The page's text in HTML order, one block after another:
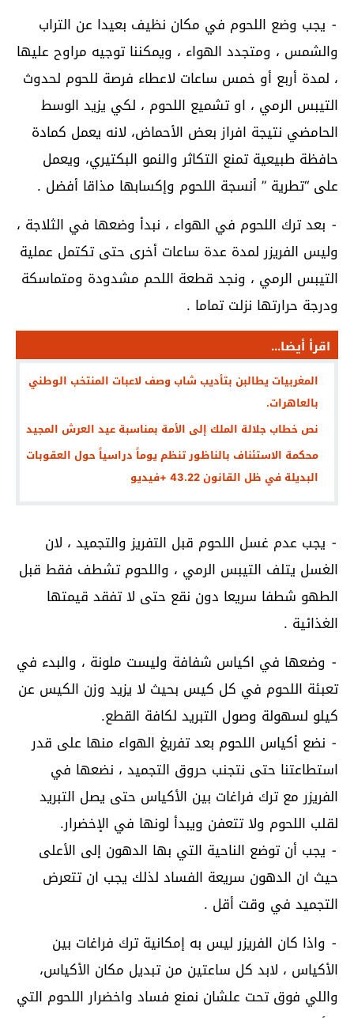
⁃ يجب وضع اللحوم في مكان نظيف بعيدا عن التراب
والشمس ، ومتجدد الهواء ، ويمكننا توجيه مراوح عليها
، لمدة أربع أو خمس ساعات لاعطاء فرصة للحوم لحدوث
التيبس الرمي ، او تشميع اللحوم ، لكي يزيد الوسط
الحامضي نتيجة افراز بعض الأحماض، لانه يعمل كمادة
حافظة طبيعية تمنع التكاثر والنمو البكتيري، ويعمل
على “تطرية ” أنسجة اللحوم وإكسابها مذاقا أفضل .
⁃ بعد ترك اللحوم في الهواء ، نبدأ وضعها في الثلاجة ،
وليس الفريزر لمدة عدة ساعات أخرى حتى تكتمل عملية
التيبس الرمي ، ونجد قطعة اللحم مشدودة ومتماسكة
ودرجة حرارتها نزلت تماما .
اقرأ أيضا...
المغربيات يطالبن بتأديب شاب وصف لاعبات المنتخب الوطني
بالعاهرات.
نص خطاب جلالة الملك إلى الأمة بمناسبة عيد العرش المجيد
محكمة الاستئناف بالناظور تنظم يوماً دراسياً حول العقوبات
البديلة في ظل القانون 43.22 +فيديو
⁃ يجب عدم غسل اللحوم قبل التفريز والتجميد ، لان
الغسل يتلف التيبس الرمي ، واللحوم تشطف فقط قبل
الطهو شطفا سريعا دون نقع حتى لا تفقد قيمتها
الغذائية .
⁃ وضعها في اكياس شفافة وليست ملونة ، والبدء في
تعبئة اللحوم في كل كيس بحيث لا يزيد وزن الكيس عن
كيلو لسهولة وصول التبريد لكافة القطع.
⁃ نضع أكياس اللحوم بعد تفريغ الهواء منها على قدر
استطاعتنا حتى نتجنب حروق التجميد ، نضعها في
الفريزر مع ترك فراغات بين الأكياس حتى يصل التبريد
لقلب اللحوم ولا تتعفن ويبدأ لونها في الإخضرار.
⁃ يجب أن توضع الناحية التي بها الدهون إلى الأعلى
حيث ان الدهون سريعة الفساد لذلك يجب ان تتعرض
التجميد في وقت أقل .
⁃ واذا كان الفريزر ليس به إمكانية ترك فراغات بين
الأكياس ، لابد كل ساعتين من تبديل مكان الأكياس،
واللي فوق تحت علشان نمنع فساد واخضرار اللحوم التي